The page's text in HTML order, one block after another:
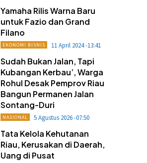
Yamaha Rilis Warna Baru
untuk Fazio dan Grand
Filano
EKONOMI BISNIS 11 April 2024 -13:41
Sudah Bukan Jalan, Tapi
Kubangan Kerbau’, Warga
Rohul Desak Pemprov Riau
Bangun Permanen Jalan
Sontang-Duri
NASIONAL 5 Agustus 2026 -07:50
Tata Kelola Kehutanan
Riau, Kerusakan di Daerah,
Uang di Pusat